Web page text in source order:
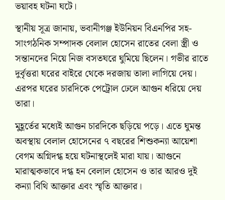
ভয়াবহ ঘটনা ঘটে।
স্থানীয় সূত্র জানায়, ভবানীগঞ্জ ইউনিয়ন বিএনপির সহ-
সাংগঠনিক সম্পাদক বেলাল হোসেন রাতের বেলা স্ত্রী ও
সন্তানদের নিয়ে নিজ বসতঘরে ঘুমিয়ে ছিলেন। গভীর রাতে
দুর্বৃত্তরা ঘরের বাইরে থেকে দরজায় তালা লাগিয়ে দেয়।
এরপর ঘরের চারদিকে পেট্রোল ঢেলে আগুন ধরিয়ে দেয়
তারা।
মুহূর্তের মধ্যেই আগুন চারদিকে ছড়িয়ে পড়ে। এতে ঘুমন্ত
অবস্থায় বেলাল হোসেনের ৭ বছরের শিশুকন্যা আয়েশা
বেগম অগ্নিদগ্ধ হয়ে ঘটনাস্থলেই মারা যায়। আগুনে
মারাত্মকভাবে দগ্ধ হন বেলাল হোসেন ও তার আরও দুই
কন্যা বিথি আক্তার এবং স্মৃতি আক্তার।